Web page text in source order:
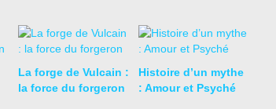
La forge de Vulcain :
la force du forgeron
Histoire d’un mythe
: Amour et Psyché